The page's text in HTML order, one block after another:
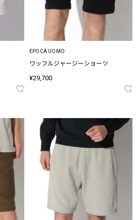
EPOCA UOMO
ワッフルジャージーショーツ
¥29,700